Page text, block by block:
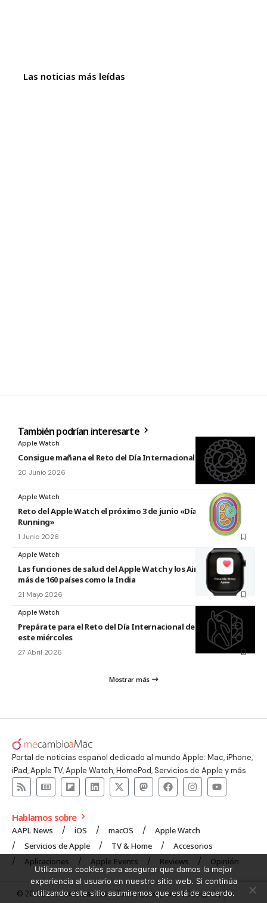
Las noticias más leídas
También podrían interesarte
Apple Watch
Consigue mañana el Reto del Día Internacional del Yoga 2026
20 Junio 2026
Apple Watch
Reto del Apple Watch el próximo 3 de junio «Día Mundial del
Running»
1 Junio 2026
Apple Watch
Las funciones de salud del Apple Watch y los AirPods llegan a
más de 160 países como la India
21 Mayo 2026
Apple Watch
Prepárate para el Reto del Día Internacional de la Danza 2026
este miércoles
27 Abril 2026
Mostrar más
Portal de noticias español dedicado al mundo Apple: Mac, iPhone,
iPad, Apple TV, Apple Watch, HomePod, Servicios de Apple y más.
Hablamos sobre
AAPL News iOS macOS
Apple Watch
Servicios de Apple
TV & Home
Accesorios
Aplicaciones
Apple Events Reviews Opinión
© 2008 mecambioaMac – Todo Apple y más | Design byUNXON
Utilizamos cookies para asegurar que damos la mejor
experiencia al usuario en nuestro sitio web. Si continúa
utilizando este sitio asumiremos que está de acuerdo.